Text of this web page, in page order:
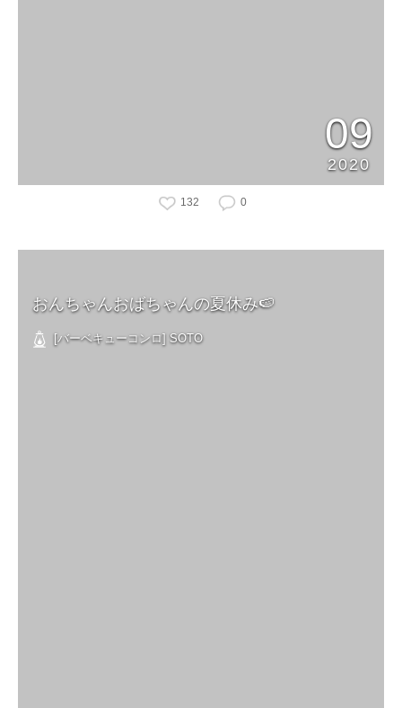
09
2020
132 0
おんちゃんおばちゃんの夏休み🍉
[バーベキューコンロ] SOTO